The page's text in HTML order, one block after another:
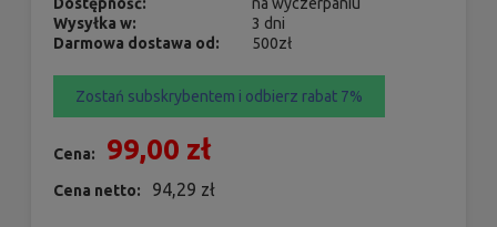
Wysyłka w:
3 dni
Darmowa dostawa od:
500zł
Zostań subskrybentem i odbierz rabat 7%
Cena: 99,00 zł
Cena netto: 94,29 zł